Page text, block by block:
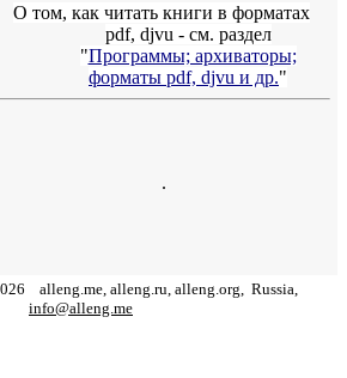
О том, как читать книги в форматах
pdf, djvu - см. раздел
"Программы; архиваторы;
форматы pdf, djvu и др."
.
alleng.me, alleng.ru, alleng.org, Russia,
info@alleng.me